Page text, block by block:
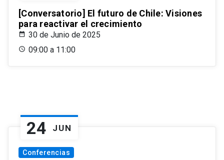
[Conversatorio] El futuro de Chile: Visiones
para reactivar el crecimiento
30 de Junio de 2025
09:00 a 11:00
24 JUN
Conferencias